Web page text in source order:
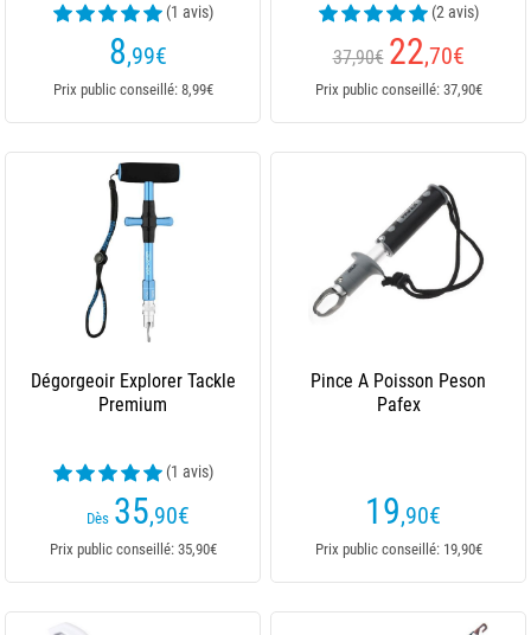
(1 avis)
8,99€
Prix public conseillé: 8,99€
(2 avis)
37,90€ 22,70€
Prix public conseillé: 37,90€
Dégorgeoir Explorer Tackle
Premium
(1 avis)
Dès 35,90€
Prix public conseillé: 35,90€
Pince A Poisson Peson
Pafex
19,90€
Prix public conseillé: 19,90€